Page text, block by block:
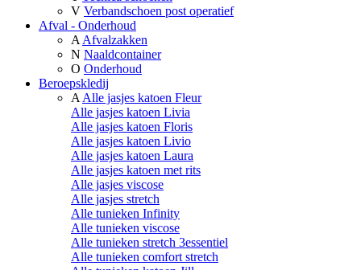
V Verbandschoen post operatief
Afval - Onderhoud
A Afvalzakken
N Naaldcontainer
O Onderhoud
Beroepskledij
A Alle jasjes katoen Fleur
Alle jasjes katoen Livia
Alle jasjes katoen Floris
Alle jasjes katoen Livio
Alle jasjes katoen Laura
Alle jasjes katoen met rits
Alle jasjes viscose
Alle jasjes stretch
Alle tunieken Infinity
Alle tunieken viscose
Alle tunieken stretch 3essentiel
Alle tunieken comfort stretch